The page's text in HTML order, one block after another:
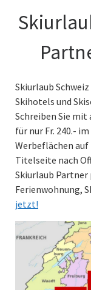
Skiurlaub
Skihotels und
Schreiben Sie mit
für nur Fr. 240.-
Werbeflächen
Titelseite nach
Skiurlaub
Ferienwohnung,
jetzt!